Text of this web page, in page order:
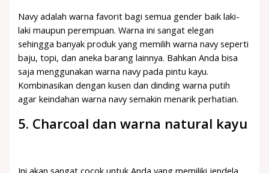
Navy adalah warna favorit bagi semua gender baik laki-
laki maupun perempuan. Warna ini sangat elegan
sehingga banyak produk yang memilih warna navy seperti
baju, topi, dan aneka barang lainnya. Bahkan Anda bisa
saja menggunakan warna navy pada pintu kayu.
Kombinasikan dengan kusen dan dinding warna putih
agar keindahan warna navy semakin menarik perhatian.
5. Charcoal dan warna natural kayu
Ini akan sangat cocok untuk Anda yang memiliki jendela